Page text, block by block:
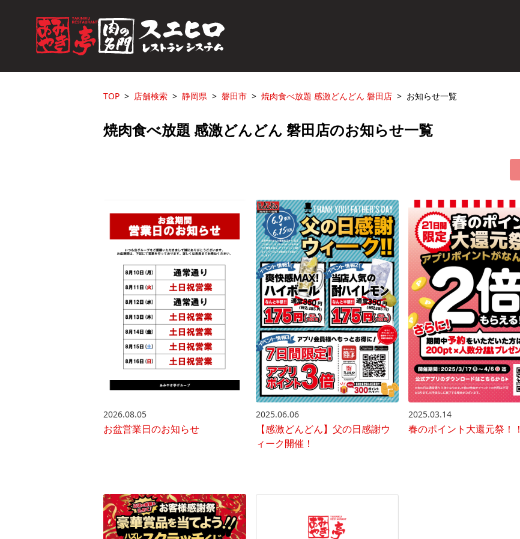
TOP 店舗検索 静岡県 磐田市 焼肉食べ放題 感激どんどん 磐田店 お知らせ一覧
焼肉食べ放題 感激どんどん 磐田店のお知らせ一覧
2026.08.05
お盆営業日のお知らせ
2025.06.06
【感激どんどん】父の日感謝ウ
ィーク開催！
2025.03.14
春のポイント大還元祭！！